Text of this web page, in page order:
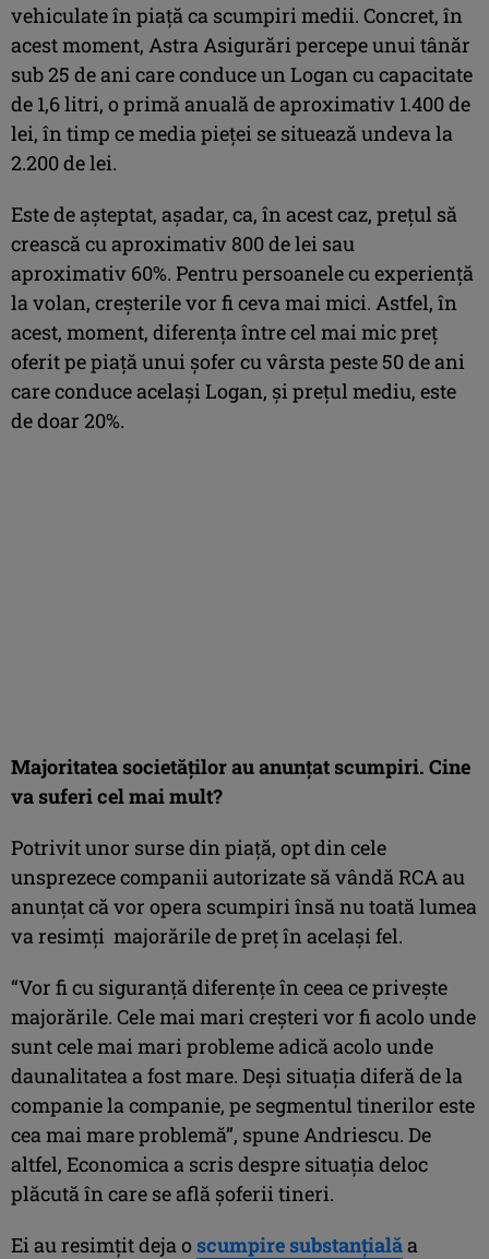
vehiculate în piaţă ca scumpiri medii. Concret, în
acest moment, Astra Asigurări percepe unui tânăr
sub 25 de ani care conduce un Logan cu capacitate
de 1,6 litri, o primă anuală de aproximativ 1.400 de
lei, în timp ce media pieţei se situează undeva la
2.200 de lei.
Este de aşteptat, aşadar, ca, în acest caz, preţul să
crească cu aproximativ 800 de lei sau
aproximativ 60%. Pentru persoanele cu experienţă
la volan, creşterile vor fi ceva mai mici. Astfel, în
acest, moment, diferenţa între cel mai mic preţ
oferit pe piaţă unui şofer cu vârsta peste 50 de ani
care conduce acelaşi Logan, şi preţul mediu, este
de doar 20%.
Majoritatea societăţilor au anunţat scumpiri. Cine
va suferi cel mai mult?
Potrivit unor surse din piaţă, opt din cele
unsprezece companii autorizate să vândă RCA au
anunţat că vor opera scumpiri însă nu toată lumea
va resimţi majorările de preţ în acelaşi fel.
“Vor fi cu siguranţă diferenţe în ceea ce priveşte
majorările. Cele mai mari creşteri vor fi acolo unde
sunt cele mai mari probleme adică acolo unde
daunalitatea a fost mare. Deşi situaţia diferă de la
companie la companie, pe segmentul tinerilor este
cea mai mare problemă”, spune Andriescu. De
altfel, Economica a scris despre situaţia deloc
plăcută în care se află şoferii tineri.
Ei au resimţit deja o scumpire substanţialăa